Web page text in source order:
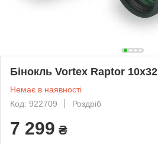
Бінокль Vortex Raptor 10x32
Немає в наявності
Код: 922709
Роздріб
7 299 ₴